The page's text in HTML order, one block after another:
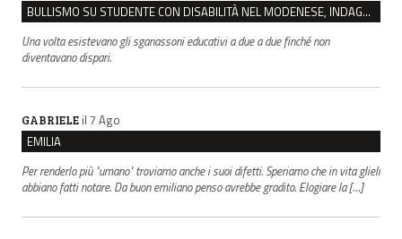
BULLISMO SU STUDENTE CON DISABILITÀ NEL MODENESE, INDAGATI DUE RAGAZZI DI 16 ANNI
Una volta esistevano gli sganassoni educativi a due a due finché non
diventavano dispari.
GABRIELE il 7 Ago
EMILIA
Per renderlo più "umano" troviamo anche i suoi difetti. Speriamo che in vita glieli
abbiano fatti notare. Da buon emiliano penso avrebbe gradito. Elogiare la […]